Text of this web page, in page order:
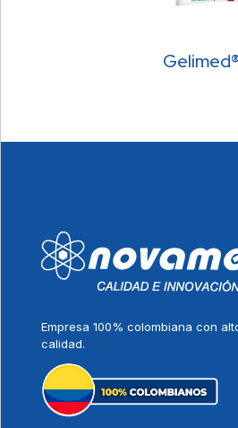
Gelimed®
Empresa 100% colombiana con
calidad.